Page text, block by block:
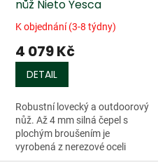
nůž Nieto Yesca
K objednání (3-8 týdny)
4 079 Kč
DETAIL
Robustní lovecký a outdoorový
nůž. Až 4 mm silná čepel s
plochým broušením je
vyrobená z nerezové oceli
1.4116 a...